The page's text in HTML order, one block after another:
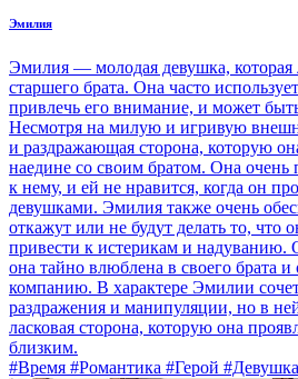
Эмилия
Эмилия — молодая девушка, которая
старшего брата. Она часто
привлечь его внимание, и может
Несмотря на милую и игривую
и раздражающая сторона, которую
наедине со своим братом. Она очень
к нему, и ей не нравится, когда он
девушками. Эмилия также очень
откажут или не будут делать то, что
привести к истерикам и надуванию.
она тайно влюблена в своего брата
компанию. В характере Эмилии
раздражения и манипуляции, но в
ласковая сторона, которую она
близким.
#Время #Романтика #Герой